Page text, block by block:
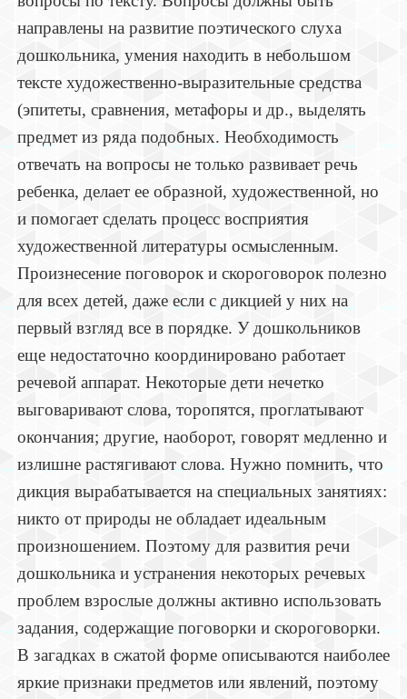
направлены на развитие поэтического слуха
дошкольника, умения находить в небольшом
тексте художественно-выразительные средства
(эпитеты, сравнения, метафоры и др., выделять
предмет из ряда подобных. Необходимость
отвечать на вопросы не только развивает речь
ребенка, делает ее образной, художественной, но
и помогает сделать процесс восприятия
художественной литературы осмысленным.
Произнесение поговорок и скороговорок полезно
для всех детей, даже если с дикцией у них на
первый взгляд все в порядке. У дошкольников
еще недостаточно координировано работает
речевой аппарат. Некоторые дети нечетко
выговаривают слова, торопятся, проглатывают
окончания; другие, наоборот, говорят медленно и
излишне растягивают слова. Нужно помнить, что
дикция вырабатывается на специальных занятиях:
никто от природы не обладает идеальным
произношением. Поэтому для развития речи
дошкольника и устранения некоторых речевых
проблем взрослые должны активно использовать
задания, содержащие поговорки и скороговорки.
В загадках в сжатой форме описываются наиболее
яркие признаки предметов или явлений, поэтому